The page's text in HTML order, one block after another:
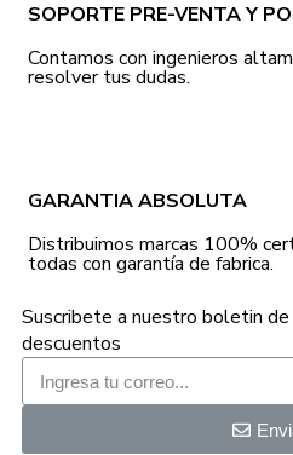
SOPORTE PRE-VENTA Y
Contamos con ingenieros
resolver tus dudas.
GARANTIA ABSOLUTA
Distribuimos marcas 100%
todas con garantía de fabrica.
Suscribete a nuestro boletin
descuentos